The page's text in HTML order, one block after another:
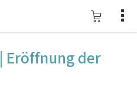
Eröffnung der